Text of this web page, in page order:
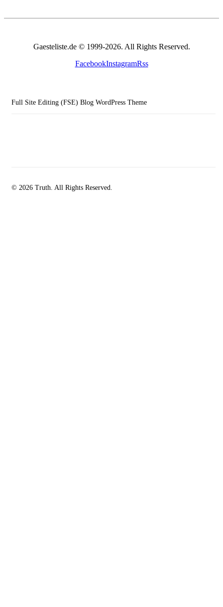
Gaesteliste.de © 1999-2026. All Rights Reserved.
FacebookInstagramRss
Full Site Editing (FSE) Blog WordPress Theme
© 2026 Truth. All Rights Reserved.